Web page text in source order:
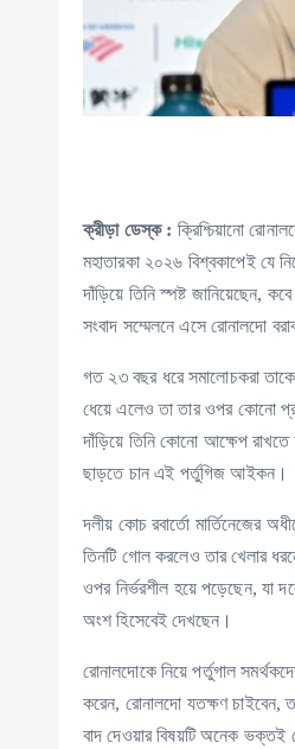
ক্রীড়া ডেস্ক : ক্রিশ্চিয়ানো
মহাতারকা ২০২৬ বিশ্বকাপেই যে
দাঁড়িয়ে তিনি স্পষ্ট জানিয়েছেন,
সংবাদ সম্মেলনে এসে রোনালদো
গত ২৩ বছর ধরে সমালোচকরা তাকে
ধেয়ে এলেও তা তার ওপর কোনো
দাঁড়িয়ে তিনি কোনো আক্ষেপ রাখতে
ছাড়তে চান এই পর্তুগিজ আইকন।
দলীয় কোচ রবার্তো মার্তিনেজের
তিনটি গোল করলেও তার খেলার
ওপর নির্ভরশীল হয়ে পড়েছেন, যা
অংশ হিসেবেই দেখছেন।
রোনালদোকে নিয়ে পর্তুগাল
করেন, রোনালদো যতক্ষণ চাইবেন,
বাদ দেওয়ার বিষয়টি অনেক ভক্তই